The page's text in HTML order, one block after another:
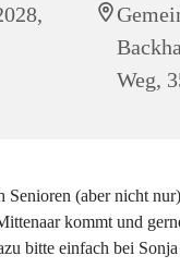
Weg,
(aber nicht
kommt und
bitte einfach bei